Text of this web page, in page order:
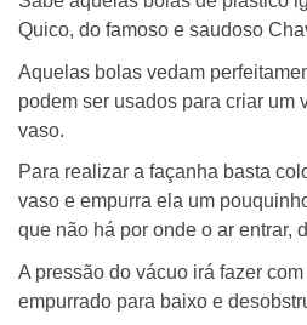
Quico, do famoso e saudoso
Aquelas bolas vedam
podem ser usados para criar um
vaso.
Para realizar a façanha basta
vaso e empurra ela um
que não há por onde o ar entrar,
A pressão do vácuo irá fazer
empurrado para baixo e